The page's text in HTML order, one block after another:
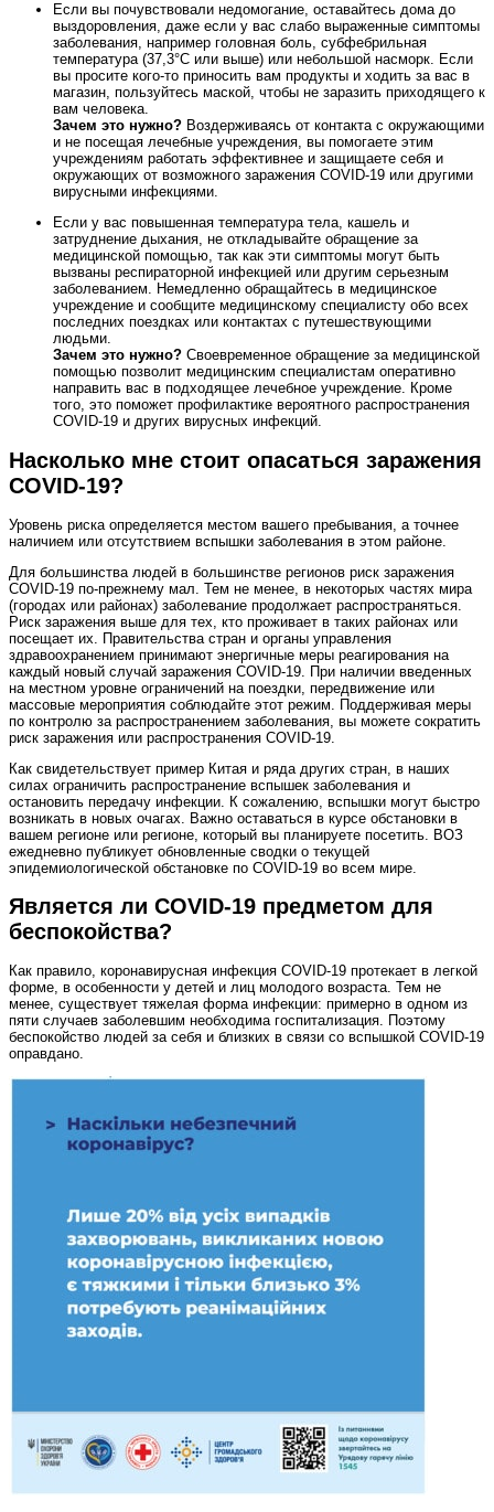
Если вы почувствовали недомогание, оставайтесь дома до
выздоровления, даже если у вас слабо выраженные симптомы
заболевания, например головная боль, субфебрильная
температура (37,3°C или выше) или небольшой насморк. Если
вы просите кого-то приносить вам продукты и ходить за вас в
магазин, пользуйтесь маской, чтобы не заразить приходящего к
вам человека.
Зачем это нужно? Воздерживаясь от контакта с окружающими
и не посещая лечебные учреждения, вы помогаете этим
учреждениям работать эффективнее и защищаете себя и
окружающих от возможного заражения COVID-19 или другими
вирусными инфекциями.
Если у вас повышенная температура тела, кашель и
затруднение дыхания, не откладывайте обращение за
медицинской помощью, так как эти симптомы могут быть
вызваны респираторной инфекцией или другим серьезным
заболеванием. Немедленно обращайтесь в медицинское
учреждение и сообщите медицинскому специалисту обо всех
последних поездках или контактах с путешествующими
людьми.
Зачем это нужно? Своевременное обращение за медицинской
помощью позволит медицинским специалистам оперативно
направить вас в подходящее лечебное учреждение. Кроме
того, это поможет профилактике вероятного распространения
COVID-19 и других вирусных инфекций.
Насколько мне стоит опасаться заражения
COVID‑19?
Уровень риска определяется местом вашего пребывания, а точнее
наличием или отсутствием вспышки заболевания в этом районе.
Для большинства людей в большинстве регионов риск заражения
COVID‑19 по‑прежнему мал. Тем не менее, в некоторых частях мира
(городах или районах) заболевание продолжает распространяться.
Риск заражения выше для тех, кто проживает в таких районах или
посещает их. Правительства стран и органы управления
здравоохранением принимают энергичные меры реагирования на
каждый новый случай заражения COVID‑19. При наличии введенных
на местном уровне ограничений на поездки, передвижение или
массовые мероприятия соблюдайте этот режим. Поддерживая меры
по контролю за распространением заболевания, вы можете сократить
риск заражения или распространения COVID‑19.
Как свидетельствует пример Китая и ряда других стран, в наших
силах ограничить распространение вспышек заболевания и
остановить передачу инфекции. К сожалению, вспышки могут быстро
возникать в новых очагах. Важно оставаться в курсе обстановки в
вашем регионе или регионе, который вы планируете посетить. ВОЗ
ежедневно публикует обновленные сводки о текущей
эпидемиологической обстановке по COVID‑19 во всем мире.
Является ли COVID‑19 предметом для
беспокойства?
Как правило, коронавирусная инфекция COVID‑19 протекает в легкой
форме, в особенности у детей и лиц молодого возраста. Тем не
менее, существует тяжелая форма инфекции: примерно в одном из
пяти случаев заболевшим необходима госпитализация. Поэтому
беспокойство людей за себя и близких в связи со вспышкой COVID‑19
оправдано.